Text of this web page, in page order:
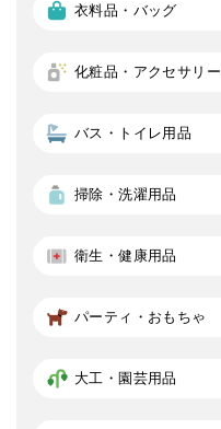
衣料品・バッグ
化粧品・アクセサリー
バス・トイレ用品
掃除・洗濯用品
衛生・健康用品
パーティ・おもちゃ
大工・園芸用品